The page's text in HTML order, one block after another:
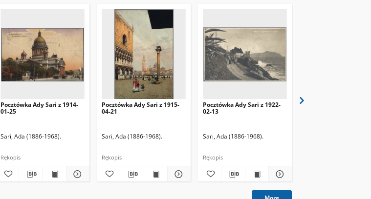
Pocztówka Ady Sari z 1914-
01-25
Sari, Ada (1886-1968).
Rękopis
Pocztówka Ady Sari z 1915-
04-21
Sari, Ada (1886-1968).
Rękopis
Pocztówka Ady Sari z 1922-
02-13
Sari, Ada (1886-1968).
Rękopis